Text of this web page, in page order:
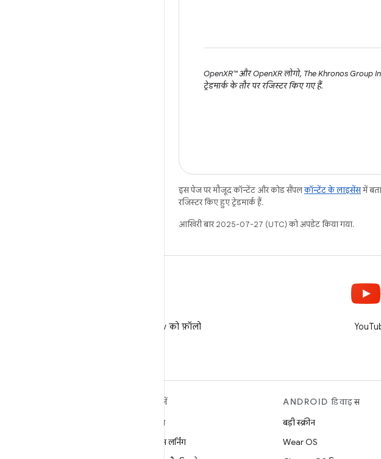
OpenXR™ और OpenXR लोगो, The Khronos Group
ट्रेडमार्क के तौर पर रजिस्टर किए गए हैं.
इस पेज पर मौजूद कॉन्टेंट और कोड सैंपलकॉन्टेंट के लाइसेंसमें
रजिस्टर किए हुए ट्रेडमार्क हैं.
आखिरी बार 2025-07-27 (UTC) को अपडेट किया गया.
X पर @AndroidDev को फ़ॉलो
खोजें
गेमिंग
मशीन लर्निंग
ANDROID डिवाइस
बड़ी स्क्रीन
Wear OS